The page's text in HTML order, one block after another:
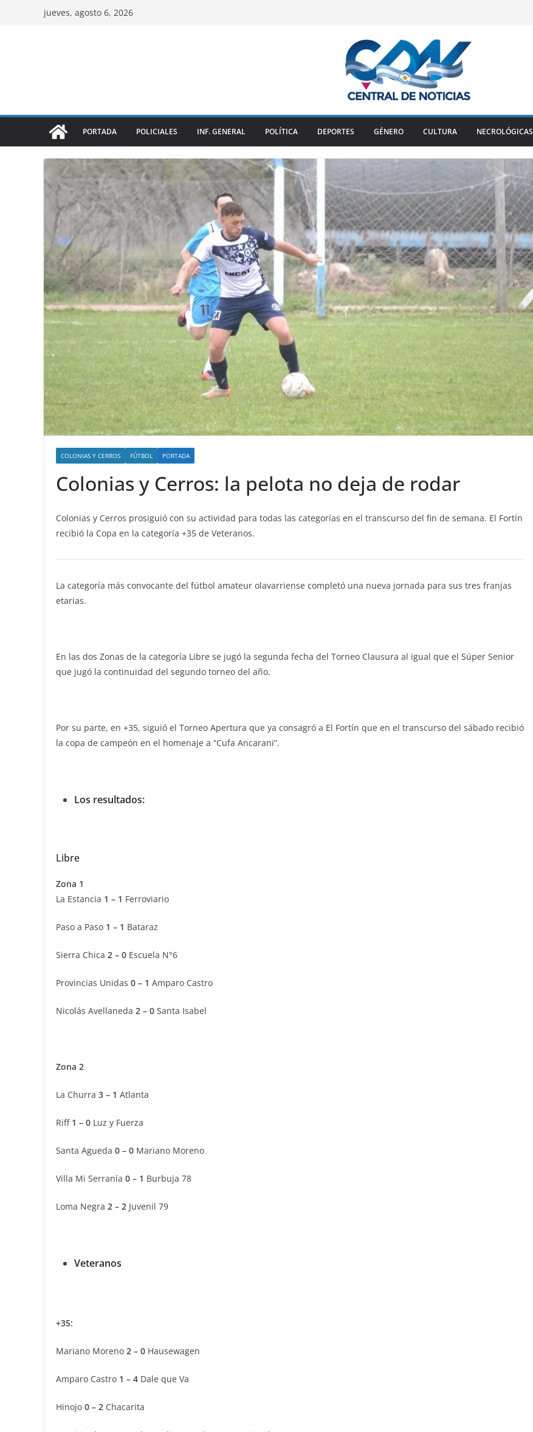
jueves, agosto 6, 2026
PORTADA POLICIALES INF. GENERAL POLÍTICA DEPORTES GÉNERO CULTURA NECROLÓGICAS
COLONIAS Y CERROS FÚTBOL PORTADA
Colonias y Cerros: la pelota no deja de rodar
Colonias y Cerros prosiguió con su actividad para todas las categorías en el transcurso del fin de semana. El Fortín
recibió la Copa en la categoría +35 de Veteranos.
La categoría más convocante del fútbol amateur olavarriense completó una nueva jornada para sus tres franjas
etarias.
En las dos Zonas de la categoría Libre se jugó la segunda fecha del Torneo Clausura al igual que el Súper Senior
que jugó la continuidad del segundo torneo del año.
Por su parte, en +35, siguió el Torneo Apertura que ya consagró a El Fortín que en el transcurso del sábado recibió
la copa de campeón en el homenaje a “Cufa Ancarani”.
Los resultados:
Libre
Zona 1
La Estancia 1 – 1 Ferroviario
Paso a Paso 1 – 1 Bataraz
Sierra Chica 2 – 0 Escuela N°6
Provincias Unidas 0 – 1 Amparo Castro
Nicolás Avellaneda 2 – 0 Santa Isabel
Zona 2
La Churra 3 – 1 Atlanta
Riff 1 – 0 Luz y Fuerza
Santa Agueda 0 – 0 Mariano Moreno
Villa Mi Serranía 0 – 1 Burbuja 78
Loma Negra 2 – 2 Juvenil 79
Veteranos
+35:
Mariano Moreno 2 – 0 Hausewagen
Amparo Castro 1 – 4 Dale que Va
Hinojo 0 – 2 Chacarita